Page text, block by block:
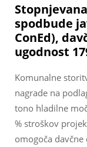
spodbude
ConEd),
ugodnost
Komunalne
nagrade na
tono hladilne
% stroškov
omogoča